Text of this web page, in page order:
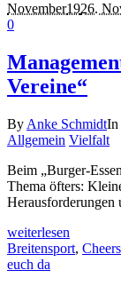
November1926.
0
Vereine“
By Anke SchmidtIn
Allgemein Vielfalt
Beim „Burger-
Thema öfters:
Herausforderungen
weiterlesen
Breitensport,
euch da